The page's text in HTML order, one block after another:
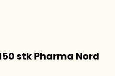
stk Pharma Nord